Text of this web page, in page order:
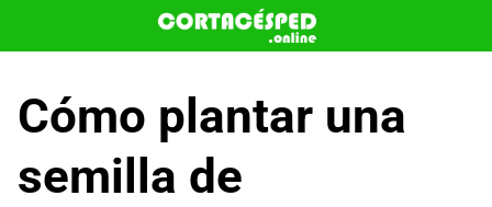
Cómo plantar una
semilla de